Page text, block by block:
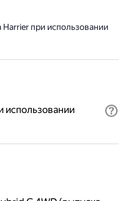
при использовании
использовании